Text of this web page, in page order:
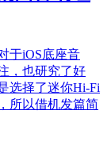
于iOS底座音
，也研究了好
选择了迷你Hi-Fi
所以借机发篇简